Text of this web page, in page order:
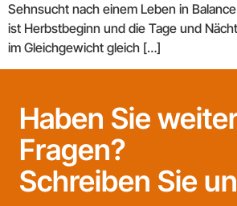
Sehnsucht nach einem Leben in
ist Herbstbeginn und die Tage und
im Gleichgewicht gleich […]
Haben Sie
Fragen?
Schreiben Sie